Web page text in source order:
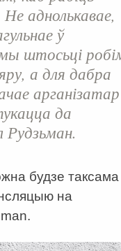
аднолькавае,
ў
мы штосьці
а для дабра
арганізатар
да
Рудзьман.
будзе таксама
на